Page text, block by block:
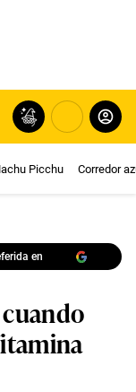
Picchu Corredor
en